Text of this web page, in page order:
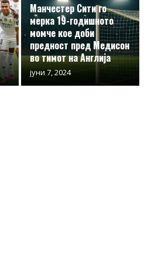
Манчестер Сити го
мерка 19-годишното
момче кое доби
предност пред Медисон
во тимот на Англија
јуни 7, 2024